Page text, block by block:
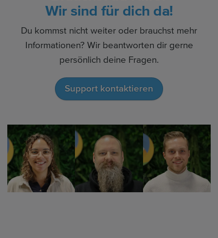
Wir sind für dich da!
Du kommst nicht weiter oder brauchst mehr
Informationen? Wir beantworten dir gerne
persönlich deine Fragen.
Support kontaktieren